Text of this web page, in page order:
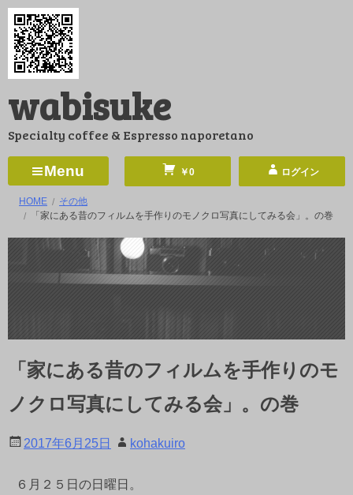
コ
ン
ツ
ス
ッ
wabisuke
Specialty coffee & Espresso naporetano
Menu ￥0 ログイン
HOME
その他
「家にある昔のフィルムを手作りのモノクロ写真にしてみる会」。の巻
「家にある昔のフィルムを手作りのモ
ノクロ写真にしてみる会」。の巻
2017年6月25日 kohakuiro
６月２５日の日曜日。